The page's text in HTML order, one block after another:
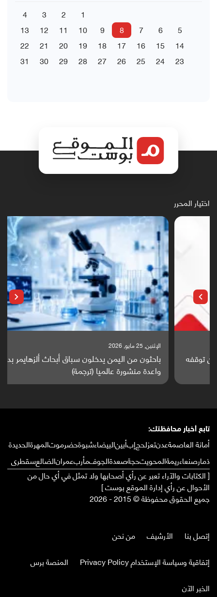
1
2
3
4
5
6
7
8
9
10
11
12
13
14
15
16
17
18
19
20
21
22
23
24
25
26
27
28
29
30
31
اختيار المحرر
باحثون من اليمن يدخلون سباق أبحاث ألزهايمر بدراسة
واعدة منشورة عالميا (ترجمة)
تابع أخبار محافظتك:
أمانة العاصمةعدنتعزلحجإبأبينالبيضاءشبوةحضرموتالمهرةالحديدة
ذمارصنعاءريمةالمحويتحجةصعدةالجوفمأربعمرانالضالعسقطرى
[ الكتابات والآراء تعبر عن رأي أصحابها ولا تمثل في أي حال من
الأحوال عن رأي إدارة الموقع بوست ]
جميع الحقوق محفوظة © 2015 - 2026
إتصل بنا الأرشيف
من نحن
إتفاقية وسياسة الإستخدام Privacy Policy
المنصة برس
الخبر الآن